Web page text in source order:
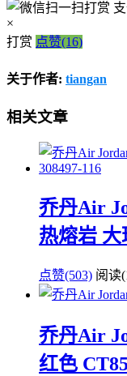
×
打赏 点赞(16)
关于作者: tiangan
相关文章
乔丹Air
热熔岩 大
点赞(503) 阅读
乔丹Air
红色